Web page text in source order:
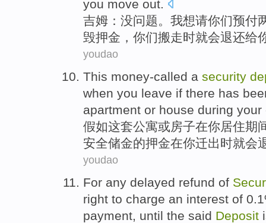
you move out.
吉姆 ： 没问题。 我想请你们预付
毁押金， 你们搬走时就会退还给
youdao
This money-called a security
when you leave if there has
apartment or house during your
假如这套公寓或房子在你居住期
安全储金的押金在你迁出时就会
youdao
For any delayed refund of
right to charge an interest of
payment, until the said Deposit